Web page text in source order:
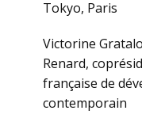
Tokyo, Paris
Victorine
Renard,
française de
contemporain